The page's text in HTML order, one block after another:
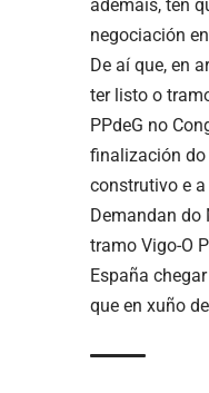
ademais, ten
negociación
De aí que, en
ter listo o
PPdeG no
finalización
construtivo e
Demandan do
tramo Vigo-O
España
que en xuño